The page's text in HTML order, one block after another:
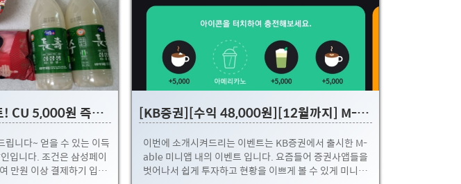
시길 - 이마트 안양점에서
머니로 바로 전환 가능한
가능합니다. ㅜ.ㅜ 이곳은
처리가 불가능한 지점이라
이마트..
들) 요즘에는 기프티콘(쇼)으로 받은 상품권 문자를 보면,
꼭 신세계백화점 상품권샵에서 받으라고 명시되어 있더라
있다면, 이마트에서는 안되고 백화점에 가셔야 하니 참고;;
※ 아래 사진 보시면 아시겠지만, 이마트에..
이시각 가장 핫한 이벤트! CU 5,000원 즉시할인! 다날x삼성페이
립니다~ 얻을 수 있는 이득
입니다. 조건은 삼성페이
만원 이상 결제하기 입니
[KB증권][수익 48,000원][12월까지] M-able 미니앱 이벤트
이번에 소개시켜드리는 이벤트는 KB증권에서 출시한 M-
able 미니앱 내의 이벤트 입니다. 요즘들어 증권사앱들을
벗어나서 쉽게 투자하고 현황을 이쁘게 볼 수 있게 미니앱